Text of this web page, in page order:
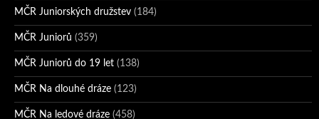
MČR Juniorských družstev (184)
MČR Juniorů (359)
MČR Juniorů do 19 let (138)
MČR Na dlouhé dráze (123)
MČR Na ledové dráze (458)